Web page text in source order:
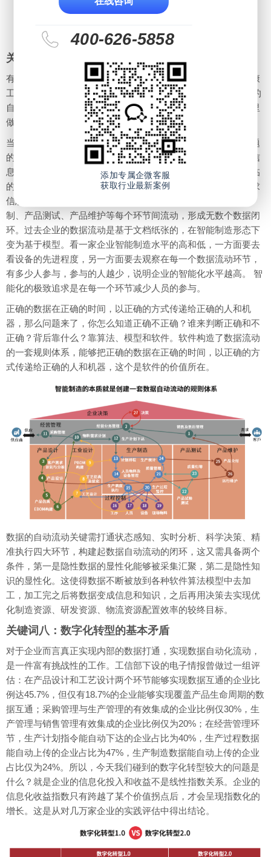
关键词七：数据的自动流动
有两种自动化，一种自动化叫做看得见的自动化，就是在富士康
工厂里随处可见的AGV小车、立体仓库、机器人，这生产装备的
自动化就是工具革命。而青岛红领探索的是在看不见的自动化里
做文章，如何实现数据流动的自动化，也就是决策革命。
当生产模式从批量生产演进到定制化生产时，企业所面对的问题
的复杂度将几百倍、上千倍甚至上万倍的增长，如何把复杂的信
息在正确的时间以正确的方式传递给正确的人，是青岛红领面临
的问题。这就是数据流动的自动化。一个企业采集了客户的需求
信息后，这些信息就在产品设计、工艺设计、生产制造过程控
制、产品测试、产品维护等每个环节间流动，形成无数个数据闭
环。过去企业的数据流动是基于文档纸张的，在智能制造形态下
变为基于模型。看一家企业智能制造水平的高和低，一方面要去
看设备的先进程度，另一方面要去观察在每一个数据流动环节，
有多少人参与，参与的人越少，说明企业的智能化水平越高。 智
能化的极致追求是在每一个环节减少人员的参与。
正确的数据在正确的时间，以正确的方式传递给正确的人和机
器，那么问题来了，你怎么知道正确不正确？谁来判断正确和不
正确？背后靠什么？靠算法、模型和软件。软件构造了数据流动
的一套规则体系，能够把正确的数据在正确的时间，以正确的方
式传递给正确的人和机器，这个是软件的价值所在。
数据的自动流动关键需打通状态感知、实时分析、科学决策、精
准执行四大环节，构建起数据自动流动的闭环，这又需具备两个
条件，第一是隐性数据的显性化能够被采集汇聚，第二是隐性知
识的显性化。这使得数据不断被放到各种软件算法模型中去加
工，加工完之后将数据变成信息和知识，之后再用决策去实现优
化制造资源、研发资源、物流资源配置效率的较终目标。
关键词八：数字化转型的基本矛盾
对于企业而言真正实现内部的数据打通，实现数据自动化流动，
是一件富有挑战性的工作。工信部下设的电子情报曾做过一组评
估：在产品设计和工艺设计两个环节能够实现数据互通的企业比
例达45.7%，但仅有18.7%的企业能够实现覆盖产品生命周期的数
据互通；采购管理与生产管理的有效集成的企业比例仅30%，生
产管理与销售管理有效集成的企业比例仅为20%；在经营管理环
节，生产计划指令能自动下达的企业占比为40%，生产过程数据
能自动上传的企业占比为47%，生产制造数据能自动上传的企业
占比仅为24%。所以，今天我们碰到的数字化转型较大的问题是
什么？就是企业的信息化投入和收益不是线性指数关系。企业的
信息化收益指数只有跨越了某个价值拐点后，才会呈现指数化的
增长。这是从对几万家企业的实践评估中得出结论。
400-626-5858
添加专属企微客服
获取行业最新案例